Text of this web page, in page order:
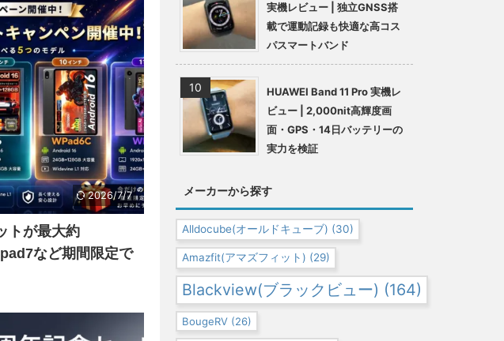
2026/7/7
トが最大約
など期間限定で
実機レビュー | 独立GNSS搭
載で運動記録も快適な高コス
パスマートバンド
HUAWEI Band 11 Pro 実機レ
ビュー | 2,000nit高輝度画
面・GPS・14日バッテリーの
実力を検証
メーカーから探す
Alldocube(オールドキューブ) (30)
Amazfit(アマズフィット) (29)
Blackview(ブラックビュー) (164)
BougeRV (26)